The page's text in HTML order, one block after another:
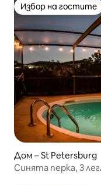
Избор на гостите
Избор на гостите
Дом – St Petersburg
Синята перка, 3